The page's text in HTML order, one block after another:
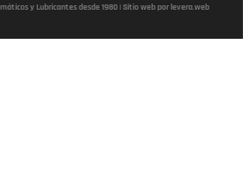
y Lubricantes desde 1980 | Sitio web por levera.web